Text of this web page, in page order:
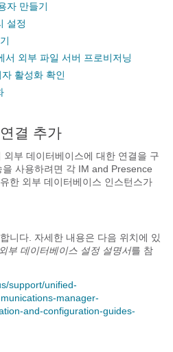
자 만들기
설정
서 외부 파일 서버 프로비저닝
활성화 확인
결 추가
부 데이터베이스에 대한 연결을 구
사용하려면 각 IM and Presence
한 외부 데이터베이스 인스턴스가
니다. 자세한 내용은 다음 위치에 있
부 데이터베이스 설정 설명서를 참
support/unified-
manager-
and-configuration-guides-